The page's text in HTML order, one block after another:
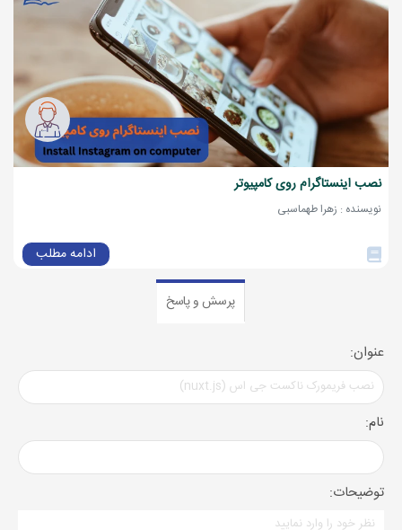
نصب اینستاگرام روی کامپیوتر
نویسنده : زهرا طهماسبی
ادامه مطلب
پرسش و پاسخ
عنوان:
نام:
توضیحات: